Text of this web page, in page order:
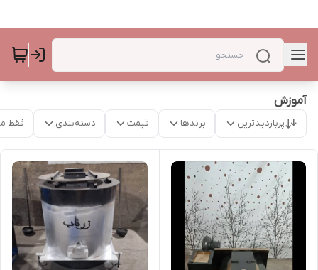
آموزش
پربازدیدترین برندها قیمت دسته‌بندی فقط